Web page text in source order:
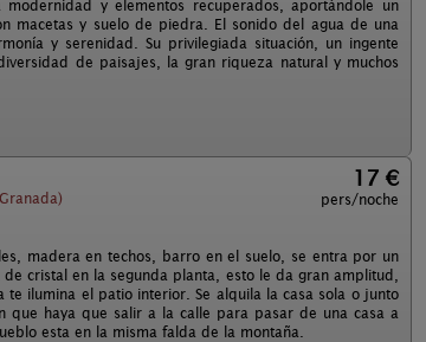
y elementos recuperados, aportándole un
macetas y suelo de piedra. El sonido del agua de una
y serenidad. Su privilegiada situación, un ingente
de paisajes, la gran riqueza natural y muchos
17 €
pers/noche
madera en techos, barro en el suelo, se entra por un
cristal en la segunda planta, esto le da gran amplitud,
ilumina el patio interior. Se alquila la casa sola o junto
que haya que salir a la calle para pasar de una casa a
esta en la misma falda de la montaña.